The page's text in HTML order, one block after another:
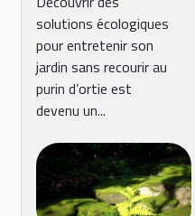
pour un
jardinage
écologique
solutions écologiques
pour entretenir son
jardin sans recourir au
purin d’ortie est
devenu un...